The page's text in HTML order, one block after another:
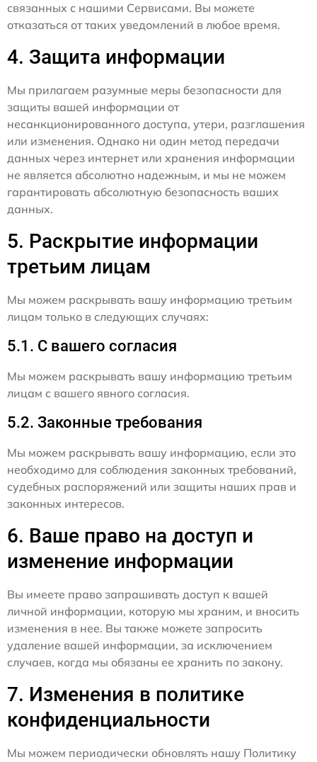
связанных с нашими Сервисами. Вы можете
отказаться от таких уведомлений в любое время.
4. Защита информации
Мы прилагаем разумные меры безопасности для
защиты вашей информации от
несанкционированного доступа, утери, разглашения
или изменения. Однако ни один метод передачи
данных через интернет или хранения информации
не является абсолютно надежным, и мы не можем
гарантировать абсолютную безопасность ваших
данных.
5. Раскрытие информации
третьим лицам
Мы можем раскрывать вашу информацию третьим
лицам только в следующих случаях:
5.1. С вашего согласия
Мы можем раскрывать вашу информацию третьим
лицам с вашего явного согласия.
5.2. Законные требования
Мы можем раскрывать вашу информацию, если это
необходимо для соблюдения законных требований,
судебных распоряжений или защиты наших прав и
законных интересов.
6. Ваше право на доступ и
изменение информации
Вы имеете право запрашивать доступ к вашей
личной информации, которую мы храним, и вносить
изменения в нее. Вы также можете запросить
удаление вашей информации, за исключением
случаев, когда мы обязаны ее хранить по закону.
7. Изменения в политике
конфиденциальности
Мы можем периодически обновлять нашу Политику